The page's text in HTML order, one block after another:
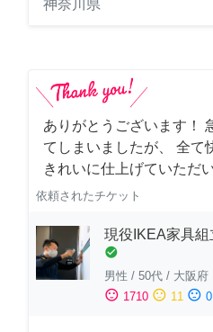
神奈川県
ありがとうございます！
てしまいましたが、 全て
きれいに仕上げていただ
依頼されたチケット
現役IKEA家具
check_circle
男性 / 50代 / 大阪府
sentiment_satisfied 1710 sentiment_neutral 11 sentiment_dissatisfied 0